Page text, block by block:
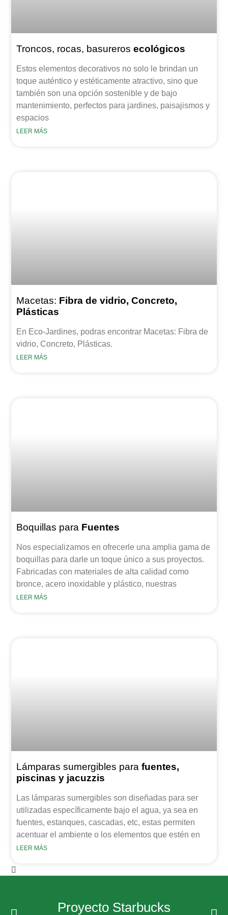
Troncos, rocas, basurerosecológicos
Estos elementos decorativos no solo le brindan un
toque auténtico y estéticamente atractivo, sino que
también son una opción sostenible y de bajo
mantenimiento, perfectos para jardines, paisajismos y
espacios
LEER MÁS
Macetas: Fibra de vidrio, Concreto,
Plásticas
En Eco-Jardines, podras encontrar Macetas: Fibra de
vidrio, Concreto, Plásticas.
LEER MÁS
Boquillas para Fuentes
Nos especializamos en ofrecerle una amplia gama de
boquillas para darle un toque único a sus proyectos.
Fabricadas con materiales de alta calidad como
bronce, acero inoxidable y plástico, nuestras
LEER MÁS
Lámparas sumergibles parafuentes,
piscinas y jacuzzis
Las lámparas sumergibles son diseñadas para ser
utilizadas específicamente bajo el agua, ya sea en
fuentes, estanques, cascadas, etc, estas permiten
acentuar el ambiente o los elementos que estén en
LEER MÁS
Proyecto Starbucks